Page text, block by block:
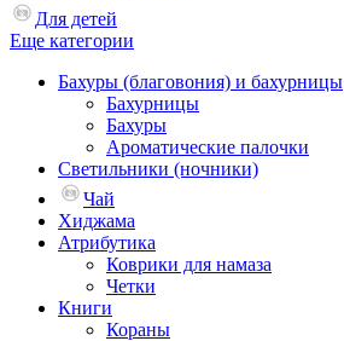
Для детей
Еще категории
Бахуры (благовония) и бахурницы
Бахурницы
Бахуры
Ароматические палочки
Светильники (ночники)
Чай
Хиджама
Атрибутика
Коврики для намаза
Четки
Книги
Кораны